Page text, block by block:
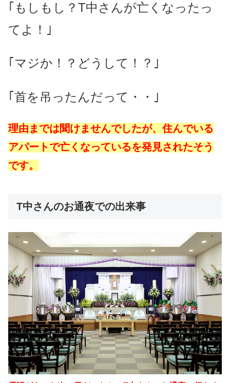
｢もしもし？T中さんが亡くなったっ
てよ！｣
｢マジか！？どうして！？｣
｢首を吊ったんだって・・｣
理由までは聞けませんでしたが、住んでいる
アパートで亡くなっているを発見されたそう
です。
T中さんのお通夜での出来事